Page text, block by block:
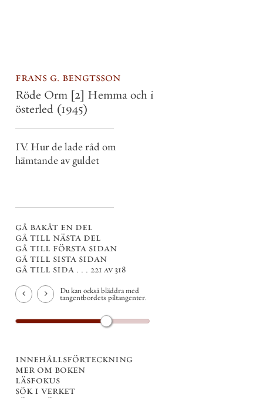
frans g. bengtsson
Röde Orm [2] Hemma och i
österled (1945)
IV. Hur de lade råd om
hämtande av guldet
gå bakåt en del
gå till nästa del
gå till första sidan
gå till sista sidan
gå till sida . . . 221 av 318
Du kan också bläddra med
tangentbordets piltangenter.
innehållsförteckning
mer om boken
läsfokus
sök i verket